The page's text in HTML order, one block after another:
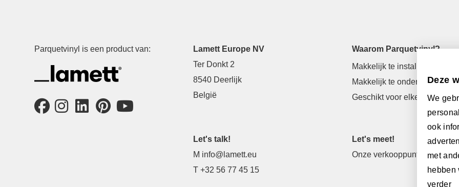
Parquetvinyl is een product van:
Lamett Europe NV
Ter Donkt 2
8540 Deerlijk
België
Waarom Parquetvinyl?
Makkelijk te installeren
Makkelijk te onderhouden
Geschikt voor elke ruimte
Let's talk!
M info@lamett.eu
T +32 56 77 45 15
Let's meet!
Onze verkooppunten
Deze
We
ook
met
hebben
verder